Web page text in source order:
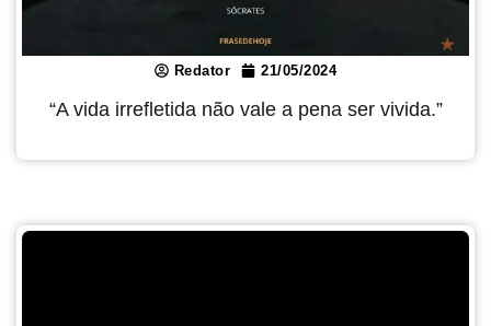
Redator 21/05/2024
“A vida irrefletida não vale a pena ser vivida.”